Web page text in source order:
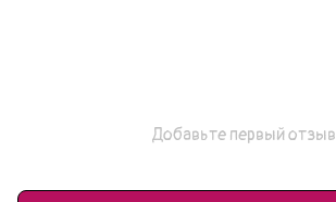
Добавьте первый отзыв